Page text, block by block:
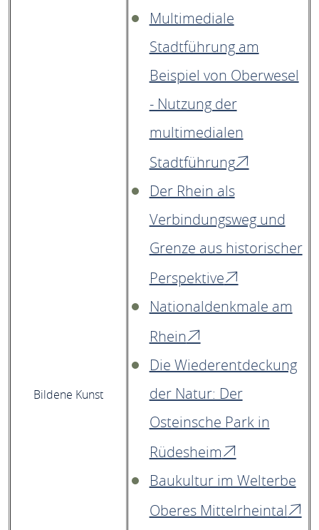
Bildene Kunst
Multimediale
Stadtführung am
Beispiel von Oberwesel
- Nutzung der
multimedialen
Stadtführung
Der Rhein als
Verbindungsweg und
Grenze aus historischer
Perspektive
Nationaldenkmale am
Rhein
Die Wiederentdeckung
der Natur: Der
Osteinsche Park in
Rüdesheim
Baukultur im Welterbe
Oberes Mittelrheintal